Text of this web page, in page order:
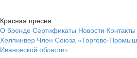
Красная пресня
О бренде Сертификаты Новости Контакты
Хелпинвер Член Союза «Торгово-
Ивановской области»